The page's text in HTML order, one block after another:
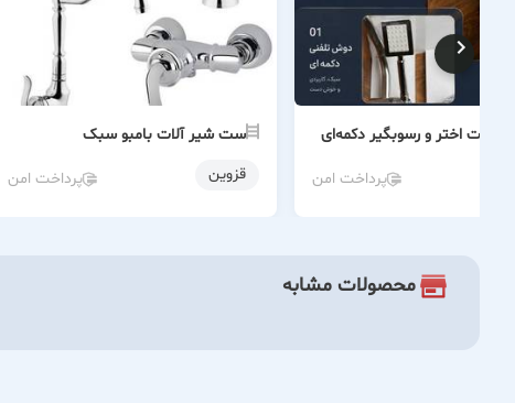
اختر و رسوبگیر دکمه‌ای
پرداخت امن
ست شیر آلات بامبو سبک
قزوین
پرداخت امن
محصولات مشابه